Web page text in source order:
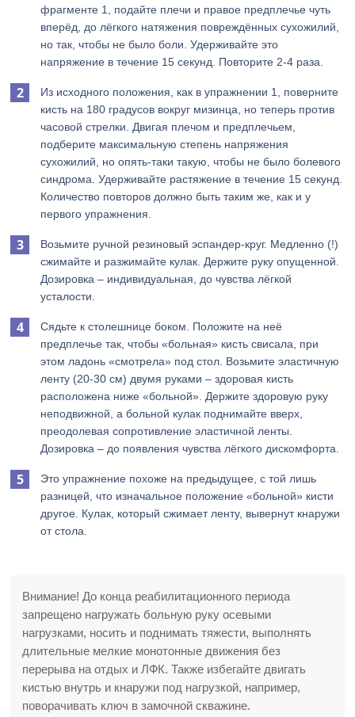
фрагменте 1, подайте плечи и правое предплечье чуть
вперёд, до лёгкого натяжения повреждённых сухожилий,
но так, чтобы не было боли. Удерживайте это
напряжение в течение 15 секунд. Повторите 2-4 раза.
Из исходного положения, как в упражнении 1, поверните
кисть на 180 градусов вокруг мизинца, но теперь против
часовой стрелки. Двигая плечом и предплечьем,
подберите максимальную степень напряжения
сухожилий, но опять-таки такую, чтобы не было болевого
синдрома. Удерживайте растяжение в течение 15 секунд.
Количество повторов должно быть таким же, как и у
первого упражнения.
Возьмите ручной резиновый эспандер-круг. Медленно (!)
сжимайте и разжимайте кулак. Держите руку опущенной.
Дозировка – индивидуальная, до чувства лёгкой
усталости.
Сядьте к столешнице боком. Положите на неё
предплечье так, чтобы «больная» кисть свисала, при
этом ладонь «смотрела» под стол. Возьмите эластичную
ленту (20-30 см) двумя руками – здоровая кисть
расположена ниже «больной». Держите здоровую руку
неподвижной, а больной кулак поднимайте вверх,
преодолевая сопротивление эластичной ленты.
Дозировка – до появления чувства лёгкого дискомфорта.
Это упражнение похоже на предыдущее, с той лишь
разницей, что изначальное положение «больной» кисти
другое. Кулак, который сжимает ленту, вывернут кнаружи
от стола.
Внимание! До конца реабилитационного периода
запрещено нагружать больную руку осевыми
нагрузками, носить и поднимать тяжести, выполнять
длительные мелкие монотонные движения без
перерыва на отдых и ЛФК. Также избегайте двигать
кистью внутрь и кнаружи под нагрузкой, например,
поворачивать ключ в замочной скважине.